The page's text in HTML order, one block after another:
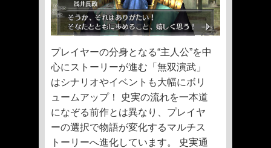
プレイヤーの分身となる“主人公”を中
心にストーリーが進む「無双演武」
はシナリオやイベントも大幅にボリ
ュームアップ！ 史実の流れを一本道
になぞる前作とは異なり、プレイヤ
ーの選択で物語が変化するマルチス
トーリーへ進化しています。 史実通